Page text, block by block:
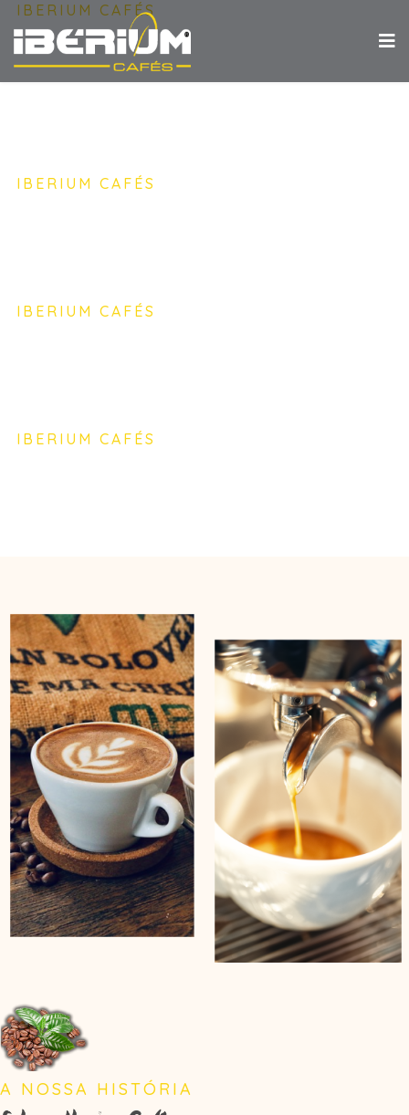
IBERIUM CAFÉS
Levamos até a si
IBERIUM CAFÉS
IBERIUM CAFÉS
IBERIUM CAFÉS
A NOSSA HISTÓRIA